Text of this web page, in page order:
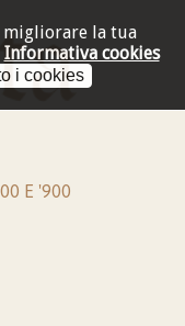
migliorare la tua
Informativa cookies
i cookies
E '900